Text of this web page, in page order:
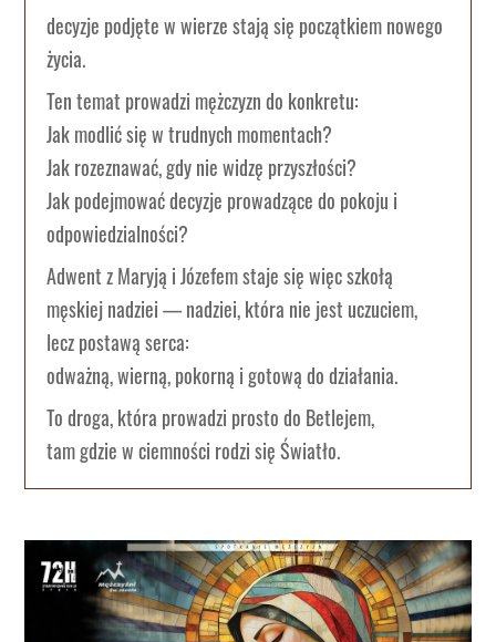
decyzje podjęte w wierze stają się początkiem nowego
życia.
Ten temat prowadzi mężczyzn do konkretu:
Jak modlić się w trudnych momentach?
Jak rozeznawać, gdy nie widzę przyszłości?
Jak podejmować decyzje prowadzące do pokoju i
odpowiedzialności?
Adwent z Maryją i Józefem staje się więc szkołą
męskiej nadziei — nadziei, która nie jest uczuciem,
lecz postawą serca:
odważną, wierną, pokorną i gotową do działania.
To droga, która prowadzi prosto do Betlejem,
tam gdzie w ciemności rodzi się Światło.